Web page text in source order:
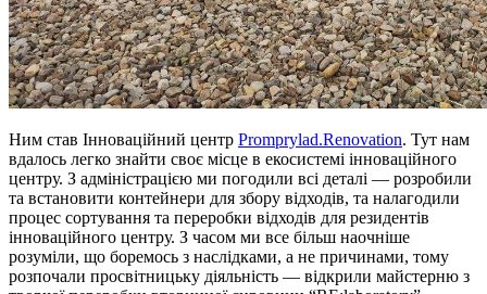
Ним став Інноваційний центр Promprylad.Renovation. Тут нам
вдалось легко знайти своє місце в екосистемі інноваційного
центру. З адміністрацією ми погодили всі деталі — розробили
та встановити контейнери для збору відходів, та налагодили
процес сортування та переробки відходів для резидентів
інноваційного центру. З часом ми все більш наочніше
розуміли, що боремось з наслідками, а не причинами, тому
розпочали просвітницьку діяльність — відкрили майстерню з